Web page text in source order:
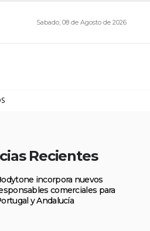
Sabado, 08 de Agosto de 2026
Recientes
incorpora nuevos
comerciales para
y Andalucía